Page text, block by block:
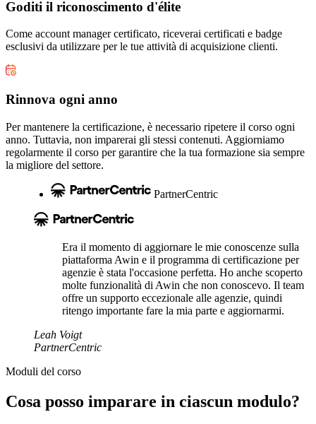
Goditi il riconoscimento d'élite
Come account manager certificato, riceverai certificati e badge
esclusivi da utilizzare per le tue attività di acquisizione clienti.
Rinnova ogni anno
Per mantenere la certificazione, è necessario ripetere il corso ogni
anno. Tuttavia, non imparerai gli stessi contenuti. Aggiorniamo
regolarmente il corso per garantire che la tua formazione sia sempre
la migliore del settore.
PartnerCentric
Era il momento di aggiornare le mie conoscenze sulla
piattaforma Awin e il programma di certificazione per
agenzie è stata l'occasione perfetta. Ho anche scoperto
molte funzionalità di Awin che non conoscevo. Il team
offre un supporto eccezionale alle agenzie, quindi
ritengo importante fare la mia parte e aggiornarmi.
Leah Voigt
PartnerCentric
Moduli del corso
Cosa posso imparare in ciascun modulo?